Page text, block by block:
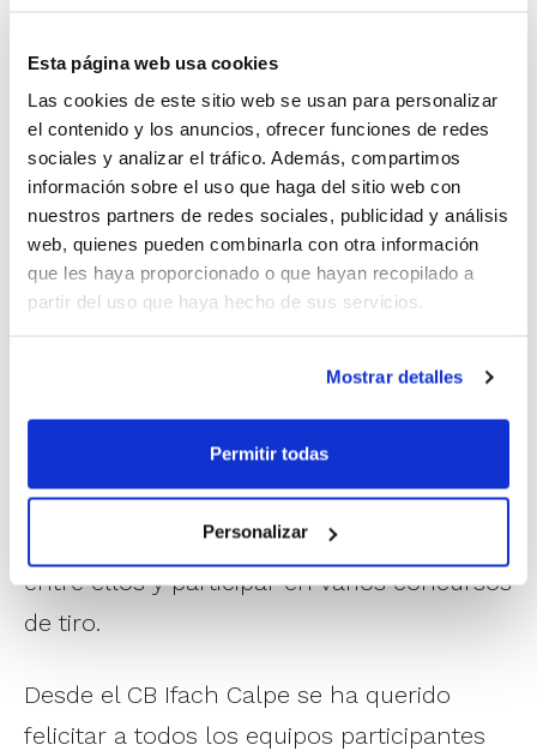
Esta página web usa cookies
Las cookies de este sitio web se usan para personalizar
el contenido y los anuncios, ofrecer funciones de redes
sociales y analizar el tráfico. Además, compartimos
información sobre el uso que haga del sitio web con
nuestros partners de redes sociales, publicidad y análisis
web, quienes pueden combinarla con otra información
que les haya proporcionado o que hayan recopilado a
partir del uso que haya hecho de sus servicios.
Mostrar detalles
Permitir todas
Personalizar
aficiones contemplaron el entusiasmo de
los más pequeños por este deporte.
Para el acto de entrega de trofeos se contó
con la presencia de los concejales del
Ayuntamiento de Calpe,Ana
PerlesiMatías Torres , y del presidente
Además del Torneo Prebenjamín, hubo
tiempo de disfrutar de la exhibición que
ofrecieron los más pequeños del Club, los
Baby, que tuvieron la oportunidad de jugar
entre ellos y participar en varios concursos
de tiro.
Desde el CB Ifach Calpe se ha querido
felicitar a todos los equipos participantes